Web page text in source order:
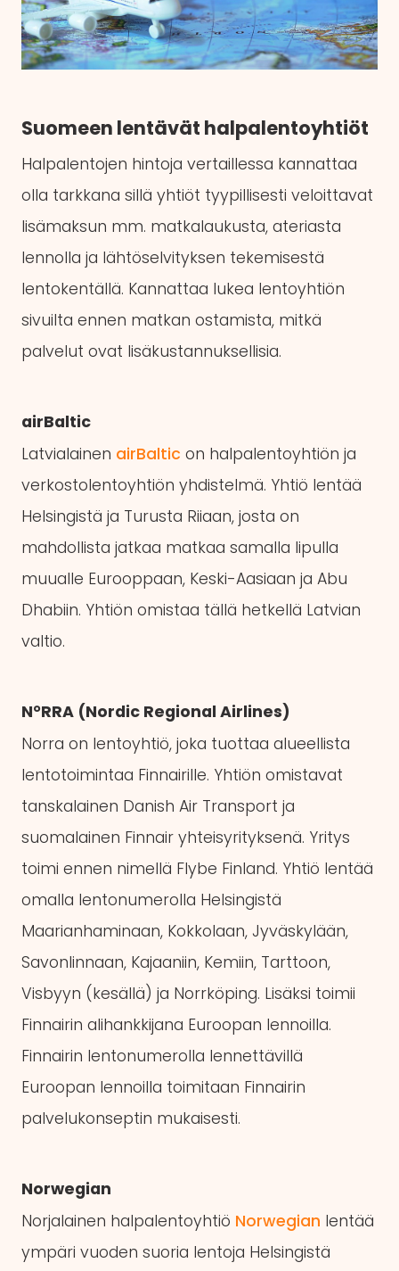
Suomeen lentävät halpalentoyhtiöt
Halpalentojen hintoja vertaillessa kannattaa
olla tarkkana sillä yhtiöt tyypillisesti veloittavat
lisämaksun mm. matkalaukusta, ateriasta
lennolla ja lähtöselvityksen tekemisestä
lentokentällä. Kannattaa lukea lentoyhtiön
sivuilta ennen matkan ostamista, mitkä
palvelut ovat lisäkustannuksellisia.
airBaltic
Latvialainen airBaltic on halpalentoyhtiön ja
verkostolentoyhtiön yhdistelmä. Yhtiö lentää
Helsingistä ja Turusta Riiaan, josta on
mahdollista jatkaa matkaa samalla lipulla
muualle Eurooppaan, Keski-Aasiaan ja Abu
Dhabiin. Yhtiön omistaa tällä hetkellä Latvian
valtio.
N°RRA (Nordic Regional Airlines)
Norra on lentoyhtiö, joka tuottaa alueellista
lentotoimintaa Finnairille. Yhtiön omistavat
tanskalainen Danish Air Transport ja
suomalainen Finnair yhteisyrityksenä. Yritys
toimi ennen nimellä Flybe Finland. Yhtiö lentää
omalla lentonumerolla Helsingistä
Maarianhaminaan, Kokkolaan, Jyväskylään,
Savonlinnaan, Kajaaniin, Kemiin, Tarttoon,
Visbyyn (kesällä) ja Norrköping. Lisäksi toimii
Finnairin alihankkijana Euroopan lennoilla.
Finnairin lentonumerolla lennettävillä
Euroopan lennoilla toimitaan Finnairin
palvelukonseptin mukaisesti.
Norwegian
Norjalainen halpalentoyhtiö Norwegian lentää
ympäri vuoden suoria lentoja Helsingistä